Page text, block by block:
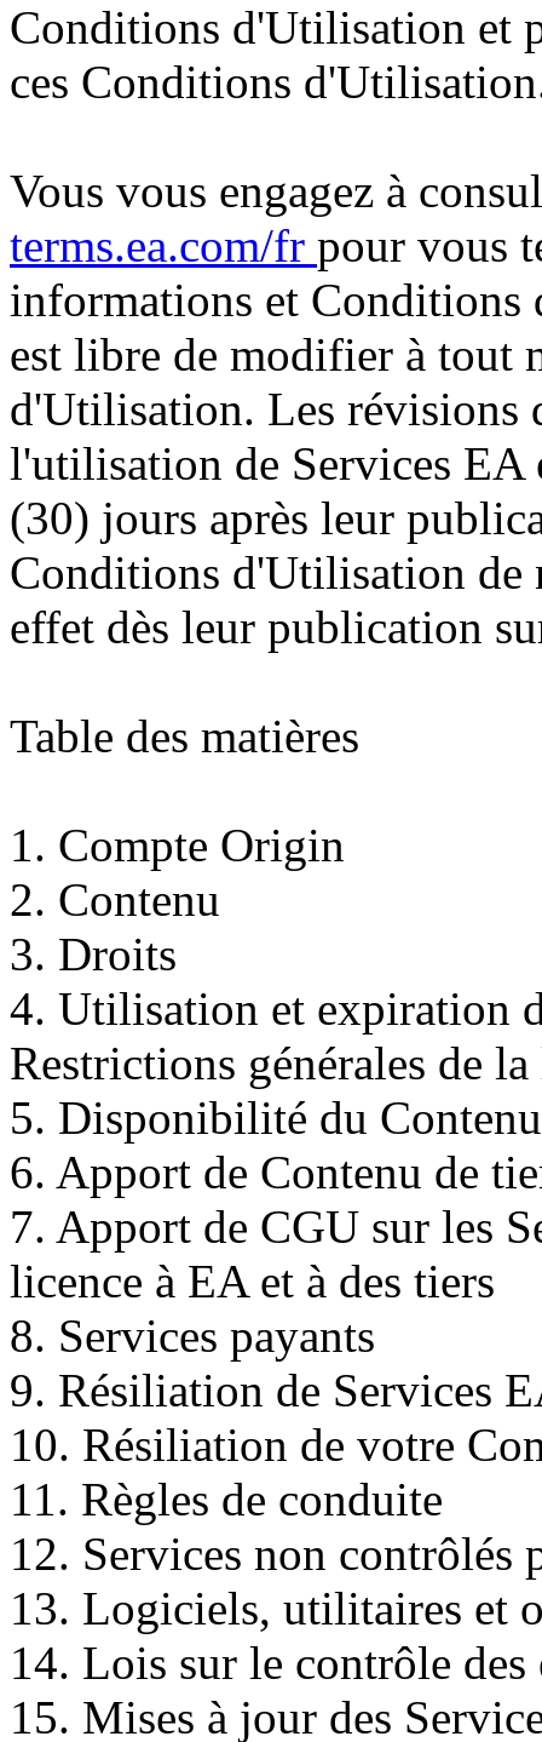
Conditions d'Utilisation et
ces Conditions
Vous vous engagez à
terms.ea.com/fr pour vous
informations et Conditions
est libre de modifier à tout
d'Utilisation. Les révisions
l'utilisation de Services EA
(30) jours après leur
Conditions d'Utilisation de
effet dès leur publication
Table des matières
1. Compte Origin
2. Contenu
3. Droits
4. Utilisation et expiration
Restrictions générales de
5. Disponibilité du
6. Apport de Contenu de
7. Apport de CGU sur les
licence à EA et à des tiers
8. Services payants
9. Résiliation de Services
10. Résiliation de votre
11. Règles de conduite
12. Services non contrôlés
13. Logiciels, utilitaires et
14. Lois sur le contrôle
15. Mises à jour des